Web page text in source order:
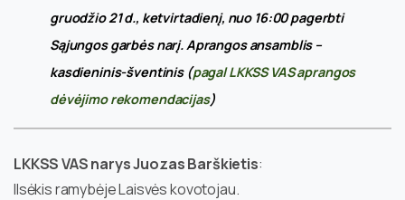
gruodžio 21 d., ketvirtadienį, nuo 16:00 pagerbti
Sąjungos garbės narį. Aprangos ansamblis –
kasdieninis-šventinis (pagal LKKSS VAS aprangos
dėvėjimo rekomendacijas)
LKKSS VAS narys Juozas Barškietis:
Ilsėkis ramybėje Laisvės kovotojau.